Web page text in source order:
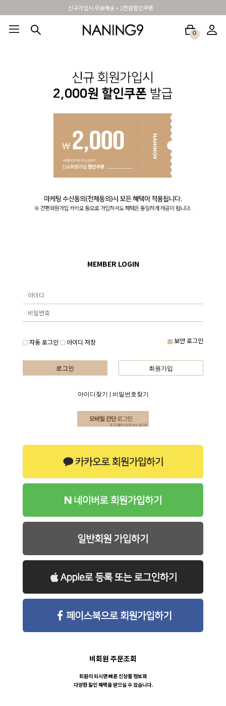
신규가입시 무료배송 + 2천원할인쿠폰
0
MEMBER LOGIN
자동 로그인 아이디 저장 보안 로그인
로그인 회원가입
아이디찾기 비밀번호찾기
비회원 주문조회
회원이 되시면 빠른 신상품 정보와
다양한 할인 혜택을 받으실 수 있습니다.